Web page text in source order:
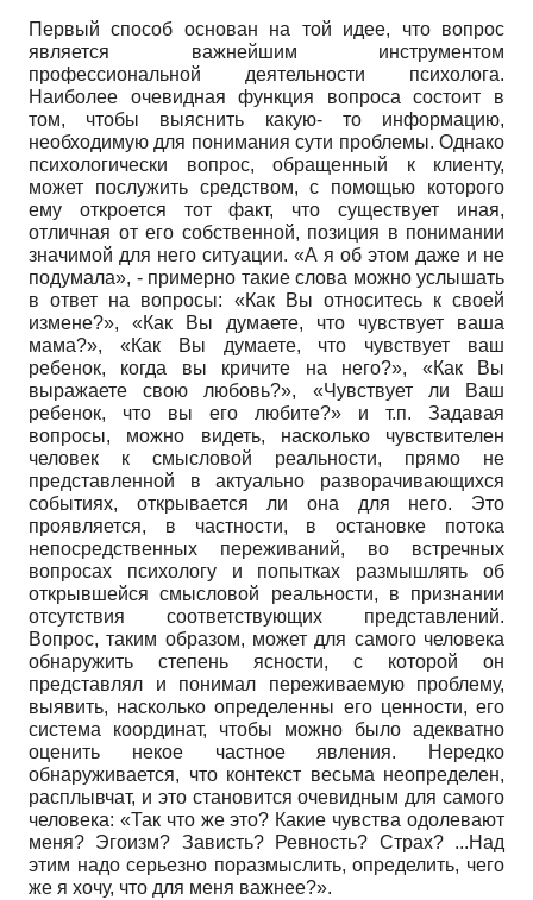
Первый способ основан на той идее, что вопрос
является важнейшим инструментом
профессиональной деятельности психолога.
Наиболее очевидная функция вопроса состоит в
том, чтобы выяснить какую- то информацию,
необходимую для понимания сути проблемы. Однако
психологически вопрос, обращенный к клиенту,
может послужить средством, с помощью которого
ему откроется тот факт, что существует иная,
отличная от его собственной, позиция в понимании
значимой для него ситуации. «А я об этом даже и не
подумала», - примерно такие слова можно услышать
в ответ на вопросы: «Как Вы относитесь к своей
измене?», «Как Вы думаете, что чувствует ваша
мама?», «Как Вы думаете, что чувствует ваш
ребенок, когда вы кричите на него?», «Как Вы
выражаете свою любовь?», «Чувствует ли Ваш
ребенок, что вы его любите?» и т.п. Задавая
вопросы, можно видеть, насколько чувствителен
человек к смысловой реальности, прямо не
представленной в актуально разворачивающихся
событиях, открывается ли она для него. Это
проявляется, в частности, в остановке потока
непосредственных переживаний, во встречных
вопросах психологу и попытках размышлять об
открывшейся смысловой реальности, в признании
отсутствия соответствующих представлений.
Вопрос, таким образом, может для самого человека
обнаружить степень ясности, с которой он
представлял и понимал переживаемую проблему,
выявить, насколько определенны его ценности, его
система координат, чтобы можно было адекватно
оценить некое частное явления. Нередко
обнаруживается, что контекст весьма неопределен,
расплывчат, и это становится очевидным для самого
человека: «Так что же это? Какие чувства одолевают
меня? Эгоизм? Зависть? Ревность? Страх? ...Над
этим надо серьезно поразмыслить, определить, чего
же я хочу, что для меня важнее?».